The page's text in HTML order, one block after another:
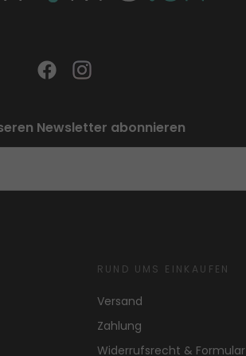
Newsletter abonnieren
RUND UMS EINKAUFEN
Versand
Zahlung
Widerrufsrecht & Formular